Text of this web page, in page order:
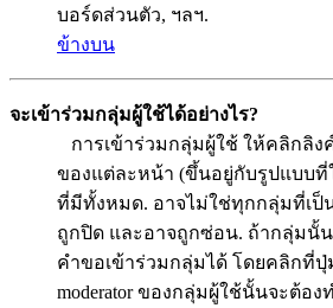
บอร์ดส่วนตัว, ฯลฯ.
ข้างบน
จะเข้าร่วมกลุ่มผู้ใช้ได้อย่างไร?
การเข้าร่วมกลุ่มผู้ใช้ ให้คลิกลิ
ของแต่ละหน้า (ขึ้นอยู่กับรูปแบบ
ที่มีทั้งหมด. อาจไม่ใช่ทุกกลุ่มที่เป็
ถูกปิด และอาจถูกซ่อน. ถ้ากลุ่มนั้
คำขอเข้าร่วมกลุ่มได้ โดยคลิกที่ปุ่
moderator ของกลุ่มผู้ใช้นั้นจะต้